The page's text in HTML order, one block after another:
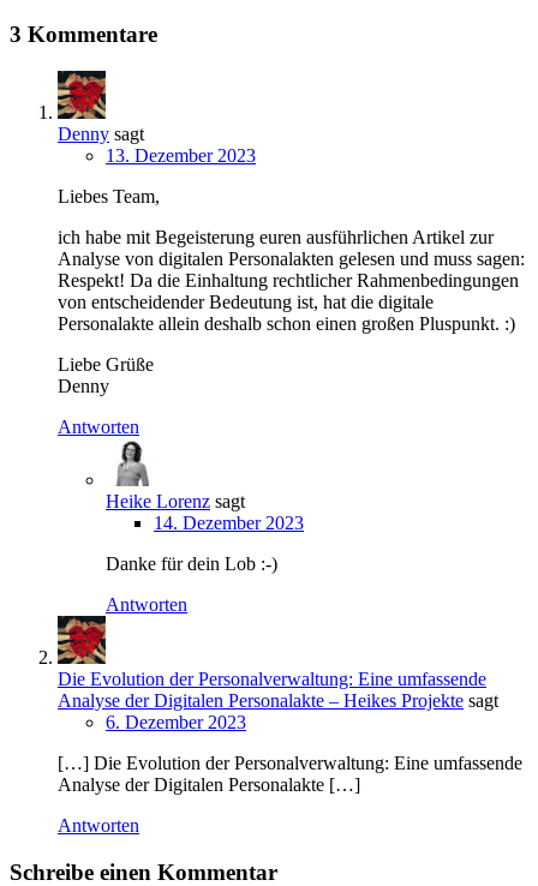
3 Kommentare
Denny sagt
13. Dezember 2023
Liebes Team,
ich habe mit Begeisterung euren ausführlichen Artikel zur
Analyse von digitalen Personalakten gelesen und muss sagen:
Respekt! Da die Einhaltung rechtlicher Rahmenbedingungen
von entscheidender Bedeutung ist, hat die digitale
Personalakte allein deshalb schon einen großen Pluspunkt. :)
Liebe Grüße
Denny
Antworten
Heike Lorenz sagt
14. Dezember 2023
Danke für dein Lob :-)
Antworten
Die Evolution der Personalverwaltung: Eine umfassende
Analyse der Digitalen Personalakte – Heikes Projekte sagt
6. Dezember 2023
[…] Die Evolution der Personalverwaltung: Eine umfassende
Analyse der Digitalen Personalakte […]
Antworten
Schreibe einen Kommentar